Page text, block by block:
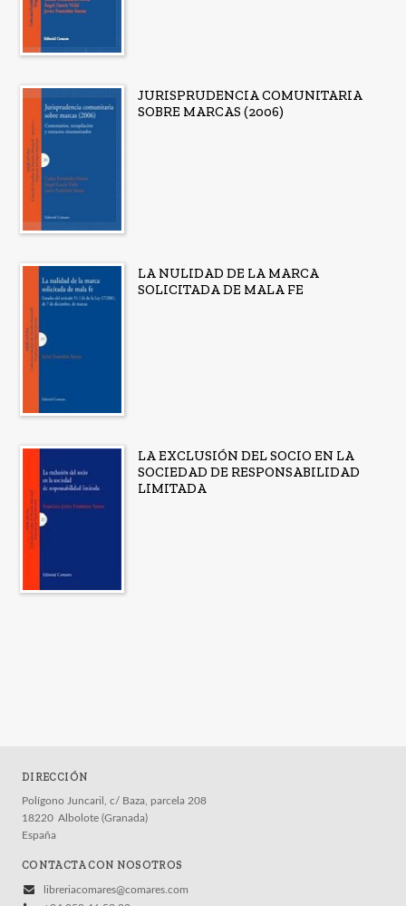
JURISPRUDENCIA COMUNITARIA
SOBRE MARCAS (2006)
LA NULIDAD DE LA MARCA
SOLICITADA DE MALA FE
LA EXCLUSIÓN DEL SOCIO EN LA
SOCIEDAD DE RESPONSABILIDAD
LIMITADA
DIRECCIÓN
Polígono Juncaril, c/ Baza, parcela 208
18220 Albolote (Granada)
España
CONTACTA CON NOSOTROS
libreriacomares@comares.com